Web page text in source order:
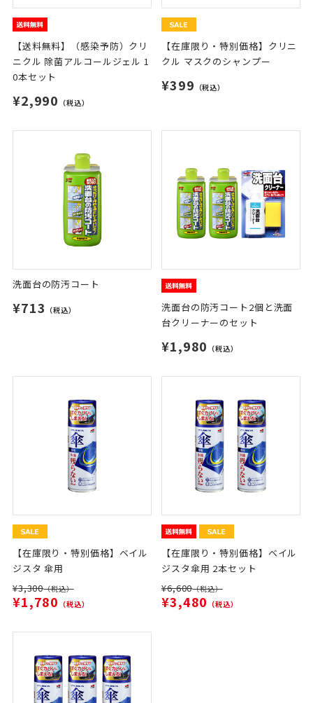
【送料無料】（感染予防）クリ
ニクル 除菌アルコールジェル 1
0本セット
¥2,990 （税込）
【在庫限り・特別価格】クリニ
クル マスクのシャンプー
¥399 （税込）
洗面台の防汚コート
¥713 （税込）
洗面台の防汚コート2個と洗面
台クリーナーのセット
¥1,980 （税込）
【在庫限り・特別価格】ベイル
ジスタ 傘用
¥3,300（税込）
¥1,780 （税込）
【在庫限り・特別価格】ベイル
ジスタ傘用 2本セット
¥6,600（税込）
¥3,480 （税込）